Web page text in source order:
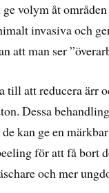
volym åt
invasiva och
att man ser
till att reducera ärr
Dessa
kan ge en
för att få bort
och mer